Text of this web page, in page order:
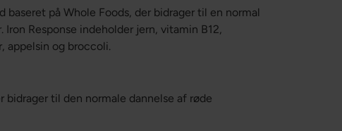
baseret på Whole Foods, der bidrager til en normal
Response indeholder jern, vitamin B12,
appelsin og broccoli.
bidrager til den normale dannelse af røde